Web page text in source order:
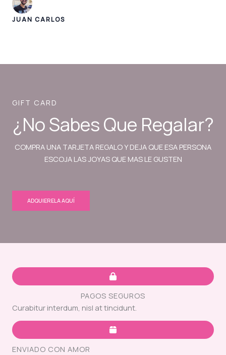
JUAN CARLOS
GIFT CARD
¿No Sabes Que Regalar?
COMPRA UNA TARJETA REGALO Y DEJA QUE ESA PERSONA
ESCOJA LAS JOYAS QUE MAS LE GUSTEN
ADQUIERELA AQUÍ
PAGOS SEGUROS
Curabitur interdum, nisl at tincidunt.
ENVIADO CON AMOR